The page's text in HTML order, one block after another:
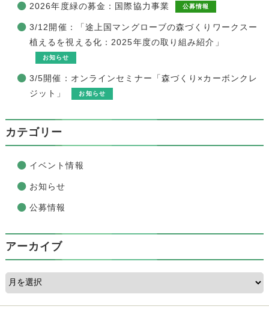
2026年度緑の募金：国際協力事業 公募情報
3/12開催：「途上国マングローブの森づくりワークスー
植えるを視える化：2025年度の取り組み紹介」
お知らせ
3/5開催：オンラインセミナー「森づくり×カーボンクレ
ジット」
お知らせ
カテゴリー
イベント情報
お知らせ
公募情報
アーカイブ